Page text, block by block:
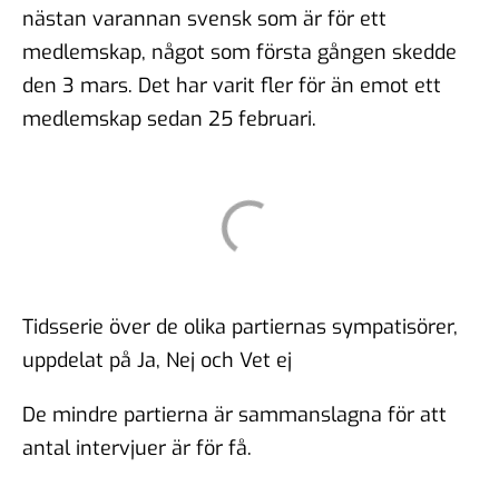
nästan varannan svensk som är för ett
medlemskap, något som första gången skedde
den 3 mars. Det har varit fler för än emot ett
medlemskap sedan 25 februari.
Tidsserie över de olika partiernas sympatisörer,
uppdelat på Ja, Nej och Vet ej
De mindre partierna är sammanslagna för att
antal intervjuer är för få.